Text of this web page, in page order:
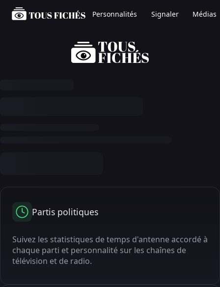
Personnalités Signaler Médias
Partis politiques
Suivez les statistiques de temps d'antenne accordé à
chaque parti et personnalité sur les chaînes de
télévision et de radio.